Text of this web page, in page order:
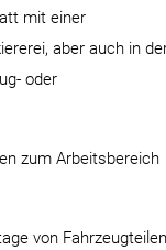
mit einer
aber auch in
oder
zum Arbeitsbereich
von Fahrzeugteilen